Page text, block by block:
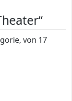
von 17